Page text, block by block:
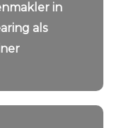
in
als